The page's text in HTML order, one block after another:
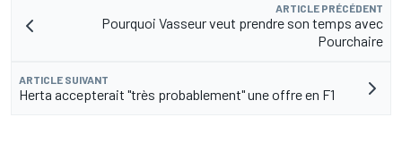
ARTICLE PRÉCÉDENT
Pourquoi Vasseur veut prendre son temps avec
Pourchaire
ARTICLE SUIVANT
Herta accepterait "très probablement" une offre en F1